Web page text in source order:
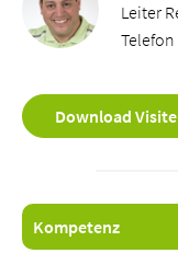
Leiter
Telefon
Download
Kompetenz